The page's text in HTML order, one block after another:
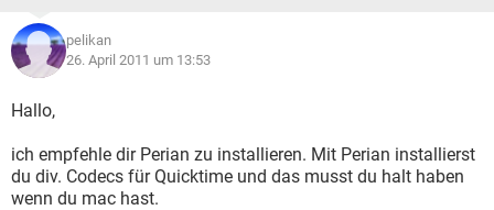
pelikan
26. April 2011 um 13:53
Hallo,
ich empfehle dir Perian zu installieren. Mit Perian installierst
du div. Codecs für Quicktime und das musst du halt haben
wenn du mac hast.